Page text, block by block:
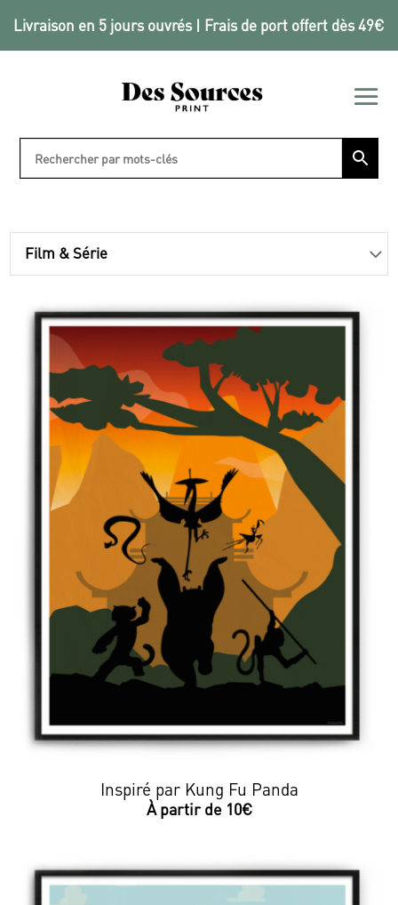
Livraison en 5 jours ouvrés | Frais de port offert dès 49€
Film & Série
Inspiré par Kung Fu Panda